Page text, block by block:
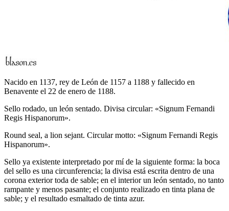
Nacido en 1137, rey de León de 1157 a 1188 y fallecido en
Benavente el 22 de enero de 1188.
Sello rodado, un león sentado. Divisa circular: «Signum Fernandi
Regis Hispanorum».
Round seal, a lion sejant. Circular motto: «Signum Fernandi Regis
Hispanorum».
Sello ya existente interpretado por mí de la siguiente forma: la boca
del sello es una circunferencia; la divisa está escrita dentro de una
corona exterior toda de sable; en el interior un león sentado, no tanto
rampante y menos pasante; el conjunto realizado en tinta plana de
sable; y el resultado esmaltado de tinta azur.